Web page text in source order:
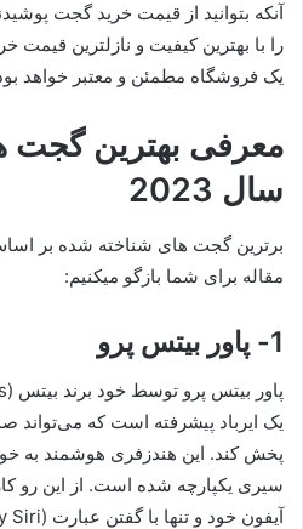
آنکه بتوانید از قیمت خرید گجت
را با بهترین کیفیت و نازلترین قیمت
یک فروشگاه مطمئن و معتبر خواهد
معرفی بهترین گجت
سال 2023
برترین گجت های شناخته شده بر اساس
مقاله برای شما بازگو میکنیم:
1- پاور بیتس پرو
یک ایرباد پیشرفته است که می‌تواند
پخش کند. این هندزفری هوشمند به
سیری یکپارچه شده است. از این رو